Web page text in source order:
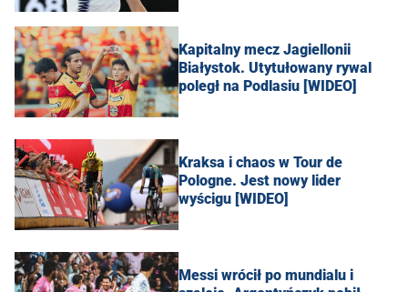
Kapitalny mecz Jagiellonii
Białystok. Utytułowany rywal
poległ na Podlasiu [WIDEO]
Kraksa i chaos w Tour de
Pologne. Jest nowy lider
wyścigu [WIDEO]
Messi wrócił po mundialu i